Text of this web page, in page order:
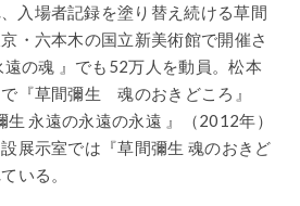
入場者記録を塗り替え続ける草間
・六本木の国立新美術館で開催さ
の魂 』でも52万人を動員。松本
『草間彌生 魂のおきどころ』
生 永遠の永遠の永遠 』（2012年）
展示室では『草間彌生 魂のおきど
いる。